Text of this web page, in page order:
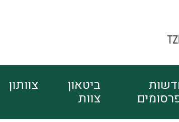
ביטאון
צוות
צוותון